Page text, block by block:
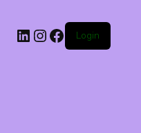
Login